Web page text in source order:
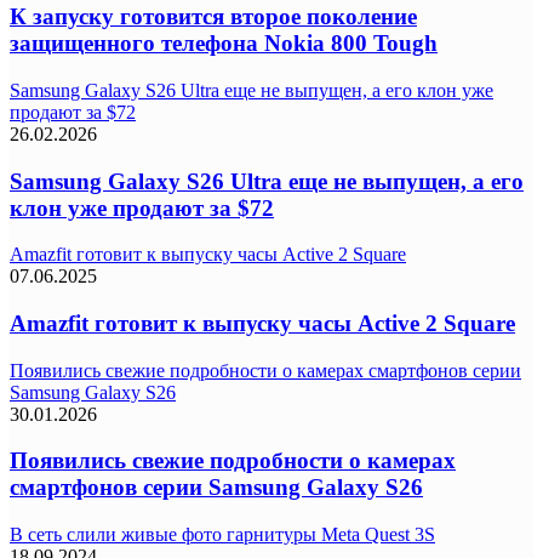
К запуску готовится второе поколение
защищенного телефона Nokia 800 Tough
Samsung Galaxy S26 Ultra еще не выпущен, а его клон уже
продают за $72
26.02.2026
Samsung Galaxy S26 Ultra еще не выпущен, а его
клон уже продают за $72
Amazfit готовит к выпуску часы Active 2 Square
07.06.2025
Amazfit готовит к выпуску часы Active 2 Square
Появились свежие подробности о камерах смартфонов серии
Samsung Galaxy S26
30.01.2026
Появились свежие подробности о камерах
смартфонов серии Samsung Galaxy S26
В сеть слили живые фото гарнитуры Meta Quest 3S